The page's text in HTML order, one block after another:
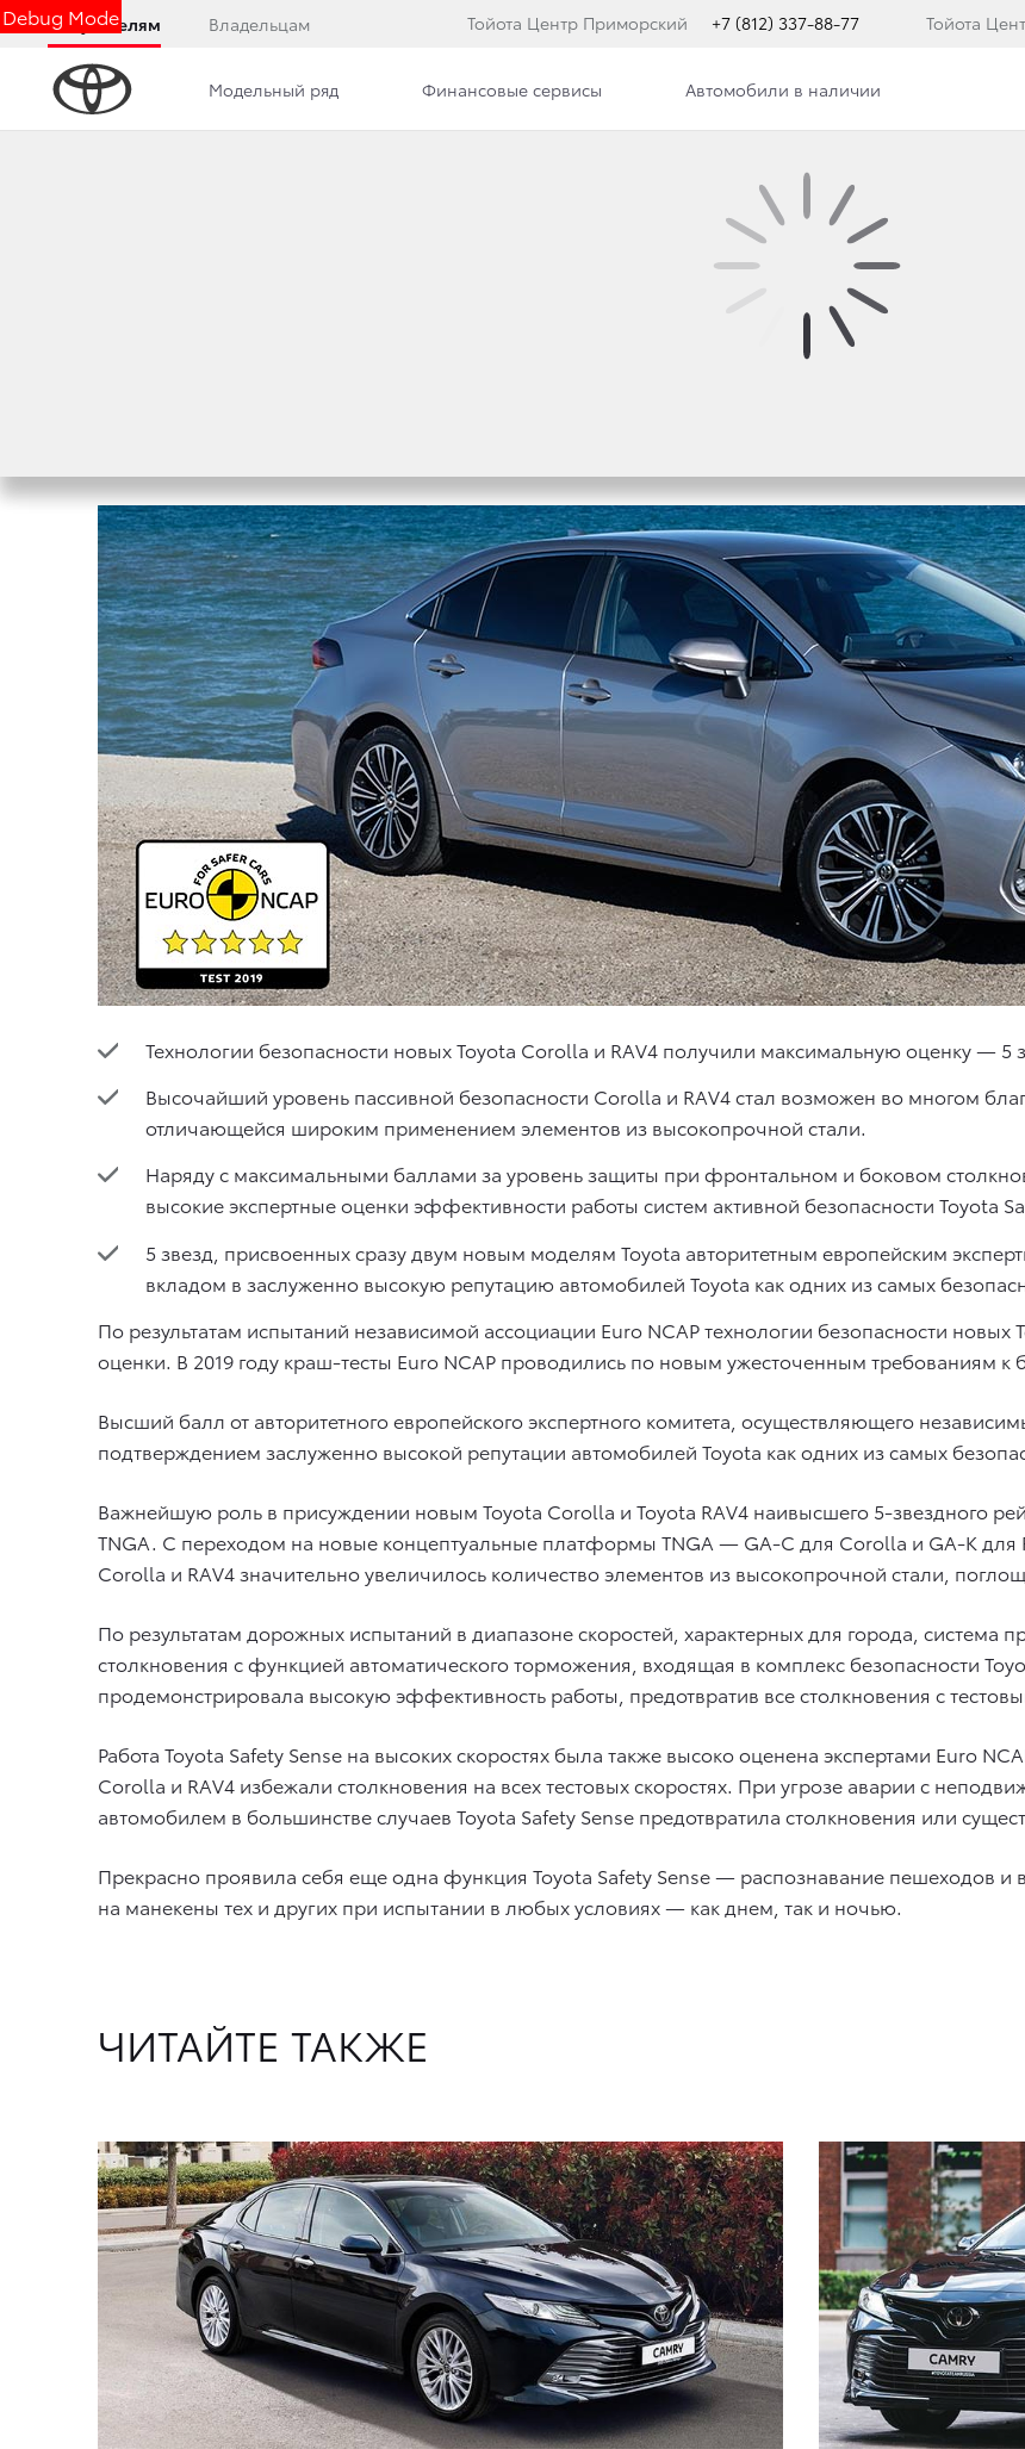
Debug Mode
Покупателям Владельцам Тойота Центр Приморский +7 (812) 337-88-77 Тойота
Модельный ряд Финансовые сервисы Автомобили в наличии
TOYOTA COROLLA И RAV4
Технологии безопасности новых Toyota Corolla и RAV4 получили максимальную оценку — 5
Высочайший уровень пассивной безопасности Corolla и RAV4 стал возможен во многом
отличающейся широким применением элементов из высокопрочной стали.
Наряду с максимальными баллами за уровень защиты при фронтальном и боковом
высокие экспертные оценки эффективности работы систем активной безопасности Toyota
5 звезд, присвоенных сразу двум новым моделям Toyota авторитетным европейским
вкладом в заслуженно высокую репутацию автомобилей Toyota как одних из самых
По результатам испытаний независимой ассоциации Euro NCAP технологии безопасности
оценки. В 2019 году краш-тесты Euro NCAP проводились по новым ужесточенным требованиям к
Высший балл от авторитетного европейского экспертного комитета, осуществляющего
подтверждением заслуженно высокой репутации автомобилей Toyota как одних из самых
Важнейшую роль в присуждении новым Toyota Corolla и Toyota RAV4 наивысшего 5-звездного
TNGA. С переходом на новые концептуальные платформы TNGA — GA-C для Corolla и GA-K для
Corolla и RAV4 значительно увеличилось количество элементов из высокопрочной стали,
По результатам дорожных испытаний в диапазоне скоростей, характерных для города, система
столкновения с функцией автоматического торможения, входящая в комплекс безопасности
продемонстрировала высокую эффективность работы, предотвратив все столкновения с
Работа Toyota Safety Sense на высоких скоростях была также высоко оценена экспертами Euro
Corolla и RAV4 избежали столкновения на всех тестовых скоростях. При угрозе аварии с
автомобилем в большинстве случаев Toyota Safety Sense предотвратила столкновения или
Прекрасно проявила себя еще одна функция Toyota Safety Sense — распознавание пешеходов и
на манекены тех и других при испытании в любых условиях — как днем, так и ночью.
ЧИТАЙТЕ ТАКЖЕ